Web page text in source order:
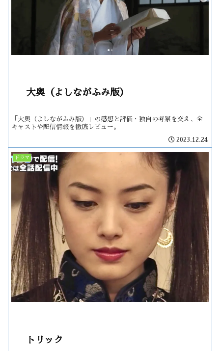
大奥（よしながふみ版）
「大奥（よしながふみ版）」の感想と評価・独自の考察を交え、全
キャストや配信情報を徹底レビュー。
2023.12.24
ドラマ
トリック